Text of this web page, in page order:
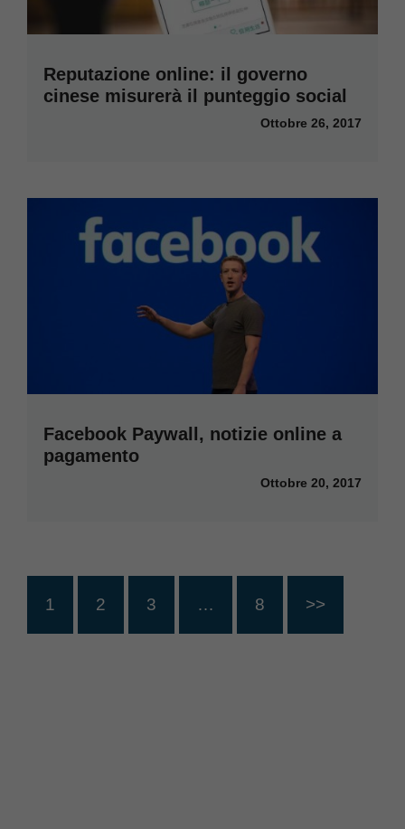
Reputazione online: il governo
cinese misurerà il punteggio social
Ottobre 26, 2017
Facebook Paywall, notizie online a
pagamento
Ottobre 20, 2017
1 2 3 … 8 >>